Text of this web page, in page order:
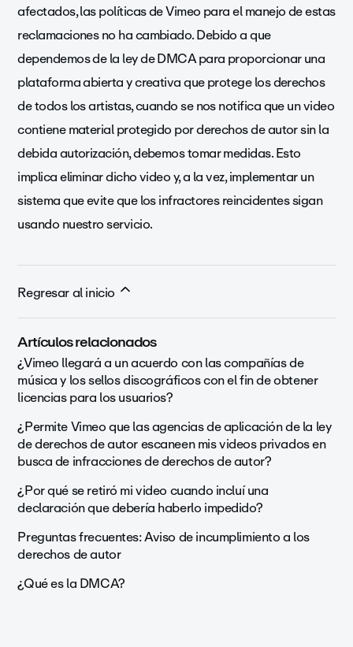
afectados, las políticas de Vimeo para el manejo de estas
reclamaciones no ha cambiado. Debido a que
dependemos de la ley de DMCA para proporcionar una
plataforma abierta y creativa que protege los derechos
de todos los artistas, cuando se nos notifica que un video
contiene material protegido por derechos de autor sin la
debida autorización, debemos tomar medidas. Esto
implica eliminar dicho video y, a la vez, implementar un
sistema que evite que los infractores reincidentes sigan
usando nuestro servicio.
Regresar al inicio
Artículos relacionados
¿Vimeo llegará a un acuerdo con las compañías de
música y los sellos discográficos con el fin de obtener
licencias para los usuarios?
¿Permite Vimeo que las agencias de aplicación de la ley
de derechos de autor escaneen mis videos privados en
busca de infracciones de derechos de autor?
¿Por qué se retiró mi video cuando incluí una
declaración que debería haberlo impedido?
Preguntas frecuentes: Aviso de incumplimiento a los
derechos de autor
¿Qué es la DMCA?